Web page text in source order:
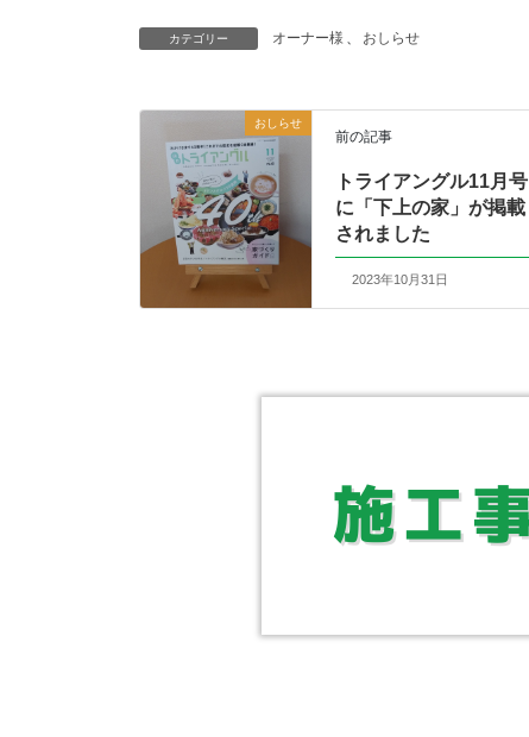
カテゴリー オーナー様 おしらせ
おしらせ
前の記事
トライアングル11月号
に「下上の家」が掲載
されました
2023年10月31日